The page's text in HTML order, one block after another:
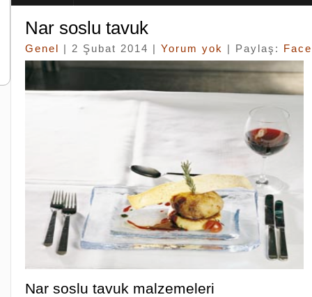
Nar soslu tavuk
Genel | 2 Şubat 2014 | Yorum yok | Paylaş:
Nar soslu tavuk malzemeleri